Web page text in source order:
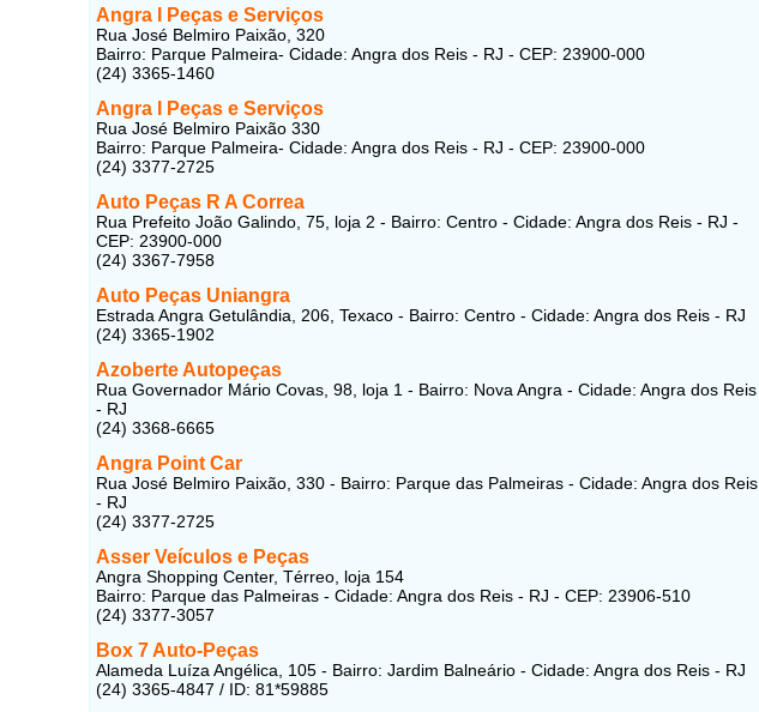
Angra I Peças e Serviços
Rua José Belmiro Paixão, 320
Bairro: Parque Palmeira- Cidade: Angra dos Reis - RJ - CEP: 23900-000
(24) 3365-1460
Angra I Peças e Serviços
Rua José Belmiro Paixão 330
Bairro: Parque Palmeira- Cidade: Angra dos Reis - RJ - CEP: 23900-000
(24) 3377-2725
Auto Peças R A Correa
Rua Prefeito João Galindo, 75, loja 2 - Bairro: Centro - Cidade: Angra dos Reis - RJ -
CEP: 23900-000
(24) 3367-7958
Auto Peças Uniangra
Estrada Angra Getulândia, 206, Texaco - Bairro: Centro - Cidade: Angra dos Reis - RJ
(24) 3365-1902
Azoberte Autopeças
Rua Governador Mário Covas, 98, loja 1 - Bairro: Nova Angra - Cidade: Angra dos Reis
- RJ
(24) 3368-6665
Angra Point Car
Rua José Belmiro Paixão, 330 - Bairro: Parque das Palmeiras - Cidade: Angra dos Reis
- RJ
(24) 3377-2725
Asser Veículos e Peças
Angra Shopping Center, Térreo, loja 154
Bairro: Parque das Palmeiras - Cidade: Angra dos Reis - RJ - CEP: 23906-510
(24) 3377-3057
Box 7 Auto-Peças
Alameda Luíza Angélica, 105 - Bairro: Jardim Balneário - Cidade: Angra dos Reis - RJ
(24) 3365-4847 / ID: 81*59885